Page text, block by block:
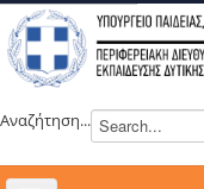
Αναζήτηση...